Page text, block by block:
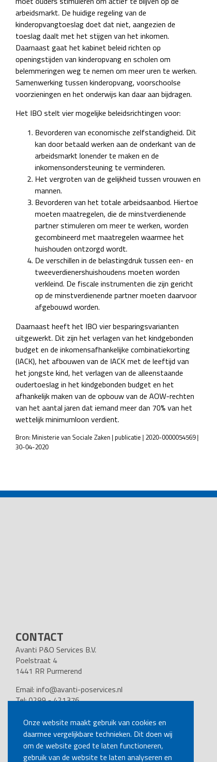
Onze website maakt gebruik van cookies en
daarmee vergelijkbare technieken. Dit doen wij
om de website goed te laten functioneren,
gebruik van de website te laten analyseren en
arbeidsmarkt. De huidige regeling van de
kinderopvangtoeslag doet dat niet, aangezien de
toeslag daalt met het stijgen van het inkomen.
Daarnaast gaat het kabinet beleid richten op
openingstijden van kinderopvang en scholen om
belemmeringen weg te nemen om meer uren te werken.
Samenwerking tussen kinderopvang, voorschoolse
voorzieningen en het onderwijs kan daar aan bijdragen.
Het IBO stelt vier mogelijke beleidsrichtingen voor:
Bevorderen van economische zelfstandigheid. Dit
kan door betaald werken aan de onderkant van de
arbeidsmarkt lonender te maken en de
inkomensondersteuning te verminderen.
Het vergroten van de gelijkheid tussen vrouwen en
mannen.
Bevorderen van het totale arbeidsaanbod. Hiertoe
moeten maatregelen, die de minstverdienende
partner stimuleren om meer te werken, worden
gecombineerd met maatregelen waarmee het
huishouden ontzorgd wordt.
De verschillen in de belastingdruk tussen een- en
tweeverdienershuishoudens moeten worden
verkleind. De fiscale instrumenten die zijn gericht
op de minstverdienende partner moeten daarvoor
afgebouwd worden.
Daarnaast heeft het IBO vier besparingsvarianten
uitgewerkt. Dit zijn het verlagen van het kindgebonden
budget en de inkomensafhankelijke combinatiekorting
(IACK), het afbouwen van de IACK met de leeftijd van
het jongste kind, het verlagen van de alleenstaande
oudertoeslag in het kindgebonden budget en het
afhankelijk maken van de opbouw van de AOW-rechten
van het aantal jaren dat iemand meer dan 70% van het
wettelijk minimumloon verdient.
Bron: Ministerie van Sociale Zaken | publicatie | 2020-0000054569 |
30-04-2020
NAVIGATION
CONTACT
Avanti P&O Services B.V.
Poelstraat 4
1441 RR Purmerend
Email: info@avanti-poservices.nl
Tel: 0299 - 421376
Kvk nummer: 37140121
VOLG ONS